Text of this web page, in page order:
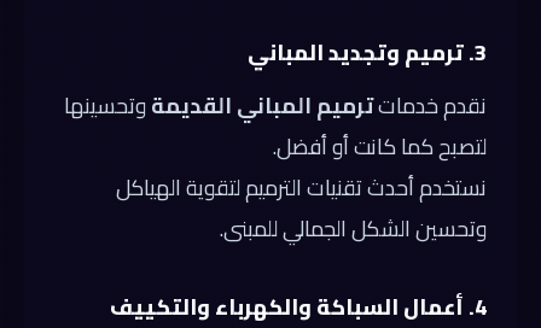
3. ترميم وتجديد المباني
نقدم خدماتترميم المباني القديمةوتحسينها
لتصبح كما كانت أو أفضل.
نستخدم أحدث تقنيات الترميم لتقوية الهياكل
وتحسين الشكل الجمالي للمبنى.
4. أعمال السباكة والكهرباء والتكييف